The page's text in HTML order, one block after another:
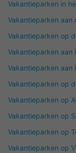
Vakantieparken in
Vakantieparken aan
Vakantieparken op
Vakantieparken aan
Vakantieparken aan
Vakantieparken op
Vakantieparken op
Vakantieparken op
Vakantieparken op
Vakantieparken op